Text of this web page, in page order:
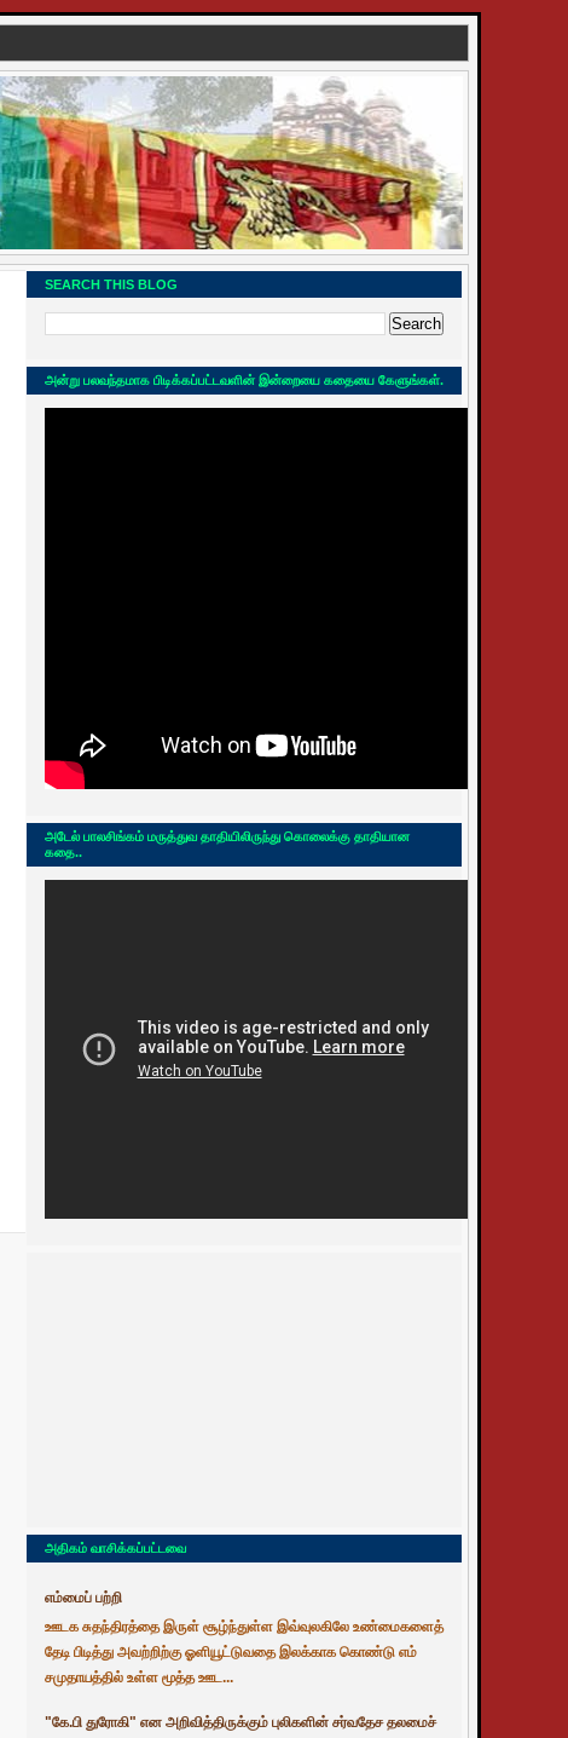
SEARCH THIS BLOG
அன்று பலவந்தமாக பிடிக்கப்பட்டவளின் இன்றையை கதையை கேளுங்கள்.
அடேல் பாலசிங்கம் மருத்துவ தாதியிலிருந்து கொலைக்கு தாதியான
கதை..
அதிகம் வாசிக்கப்பட்டவை
எம்மைப் பற்றி
ஊடக சுதந்திரத்தை இருள் சூழ்ந்துள்ள இவ்வுலகிலே உண்மைகளைத்
தேடி பிடித்து அவற்றிற்கு ஓளியூட்டுவதை இலக்காக கொண்டு எம்
சமுதாயத்தில் உள்ள மூத்த ஊட...
"கே.பி துரோகி" என அறிவித்திருக்கும் புலிகளின் சர்வதேச தலமைச்